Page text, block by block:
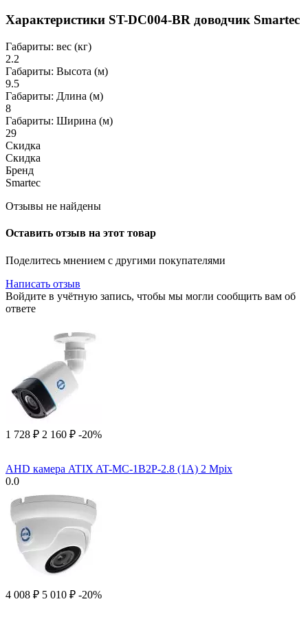
Характеристики ST-DC004-BR доводчик Smartec
Габариты: вес (кг)
2.2
Габариты: Высота (м)
9.5
Габариты: Длина (м)
8
Габариты: Ширина (м)
29
Скидка
Скидка
Бренд
Smartec
Отзывы не найдены
Оставить отзыв на этот товар
Поделитесь мнением с другими покупателями
Написать отзыв
Войдите в учётную запись, чтобы мы могли сообщить вам об
ответе
1 728 ₽ 2 160 ₽ -20%
AHD камера ATIX AT-MC-1B2P-2.8 (1A) 2 Mpix
0.0
4 008 ₽ 5 010 ₽ -20%